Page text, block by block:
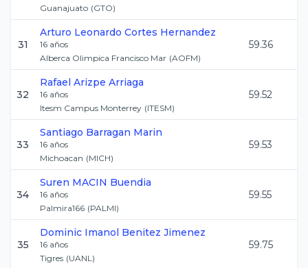
Guanajuato (GTO)
31
Arturo Leonardo Cortes Hernandez
16 años
Alberca Olimpica Francisco Mar (AOFM)
59.36
32
Rafael Arizpe Arriaga
16 años
Itesm Campus Monterrey (ITESM)
59.52
33
Santiago Barragan Marin
16 años
Michoacan (MICH)
59.53
34
Suren MACIN Buendia
16 años
Palmira166 (PALMI)
59.55
35
Dominic Imanol Benitez Jimenez
16 años
Tigres (UANL)
59.75